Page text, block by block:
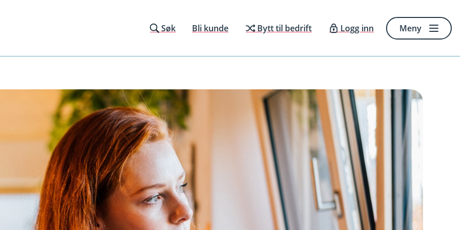
Søk Bli kunde Bytt til bedrift Logg inn Meny